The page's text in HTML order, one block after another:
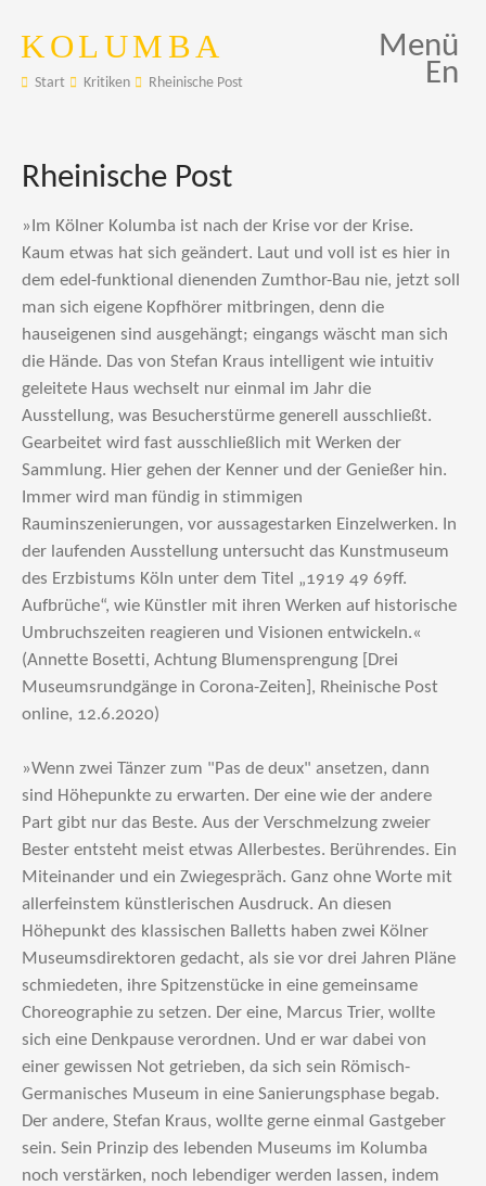
KOLUMBA
Start Kritiken Rheinische Post
Menü
En
Rheinische Post
»Im Kölner Kolumba ist nach der Krise vor der Krise.
Kaum etwas hat sich geändert. Laut und voll ist es hier in
dem edel-funktional dienenden Zumthor-Bau nie, jetzt soll
man sich eigene Kopfhörer mitbringen, denn die
hauseigenen sind ausgehängt; eingangs wäscht man sich
die Hände. Das von Stefan Kraus intelligent wie intuitiv
geleitete Haus wechselt nur einmal im Jahr die
Ausstellung, was Besucherstürme generell ausschließt.
Gearbeitet wird fast ausschließlich mit Werken der
Sammlung. Hier gehen der Kenner und der Genießer hin.
Immer wird man fündig in stimmigen
Rauminszenierungen, vor aussagestarken Einzelwerken. In
der laufenden Ausstellung untersucht das Kunstmuseum
des Erzbistums Köln unter dem Titel „1919 49 69ff.
Aufbrüche“, wie Künstler mit ihren Werken auf historische
Umbruchszeiten reagieren und Visionen entwickeln.«
(Annette Bosetti, Achtung Blumensprengung [Drei
Museumsrundgänge in Corona-Zeiten], Rheinische Post
online, 12.6.2020)
»Wenn zwei Tänzer zum "Pas de deux" ansetzen, dann
sind Höhepunkte zu erwarten. Der eine wie der andere
Part gibt nur das Beste. Aus der Verschmelzung zweier
Bester entsteht meist etwas Allerbestes. Berührendes. Ein
Miteinander und ein Zwiegespräch. Ganz ohne Worte mit
allerfeinstem künstlerischen Ausdruck. An diesen
Höhepunkt des klassischen Balletts haben zwei Kölner
Museumsdirektoren gedacht, als sie vor drei Jahren Pläne
schmiedeten, ihre Spitzenstücke in eine gemeinsame
Choreographie zu setzen. Der eine, Marcus Trier, wollte
sich eine Denkpause verordnen. Und er war dabei von
einer gewissen Not getrieben, da sich sein Römisch-
Germanisches Museum in eine Sanierungsphase begab.
Der andere, Stefan Kraus, wollte gerne einmal Gastgeber
sein. Sein Prinzip des lebenden Museums im Kolumba
noch verstärken, noch lebendiger werden lassen, indem